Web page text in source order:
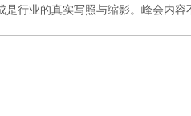
行业的真实写照与缩影。峰会内